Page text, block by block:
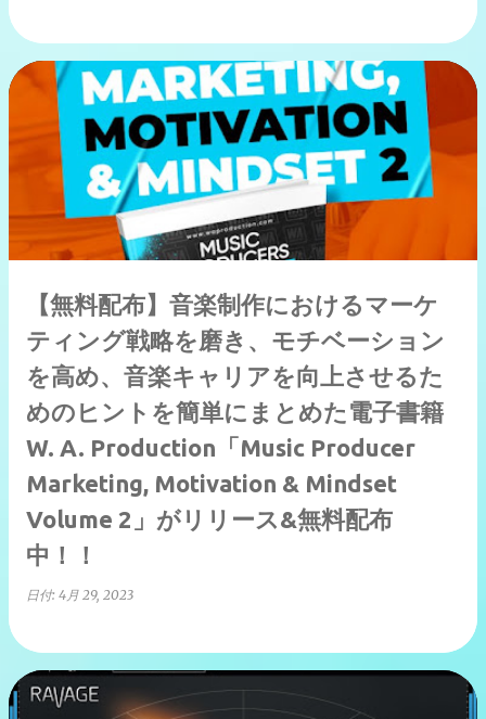
【無料配布】音楽制作におけるマーケ
ティング戦略を磨き、モチベーション
を高め、音楽キャリアを向上させるた
めのヒントを簡単にまとめた電子書籍
W. A. Production「Music Producer
Marketing, Motivation & Mindset
Volume 2」がリリース&無料配布
中！！
日付: 4月 29, 2023